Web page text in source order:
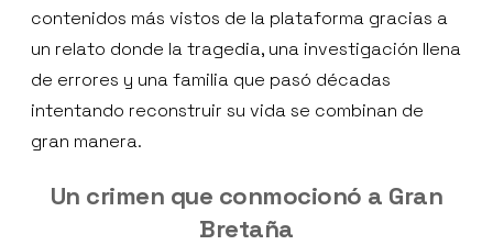
contenidos más vistos de la plataforma gracias a
un relato donde la tragedia, una investigación llena
de errores y una familia que pasó décadas
intentando reconstruir su vida se combinan de
gran manera.
Un crimen que conmocionó a Gran
Bretaña